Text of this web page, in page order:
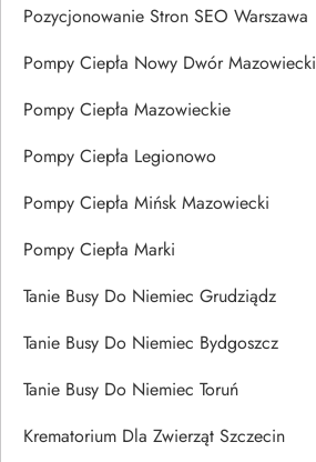
Pozycjonowanie Stron SEO Warszawa
Pompy Ciepła Nowy Dwór Mazowiecki
Pompy Ciepła Mazowieckie
Pompy Ciepła Legionowo
Pompy Ciepła Mińsk Mazowiecki
Pompy Ciepła Marki
Tanie Busy Do Niemiec Grudziądz
Tanie Busy Do Niemiec Bydgoszcz
Tanie Busy Do Niemiec Toruń
Krematorium Dla Zwierząt Szczecin